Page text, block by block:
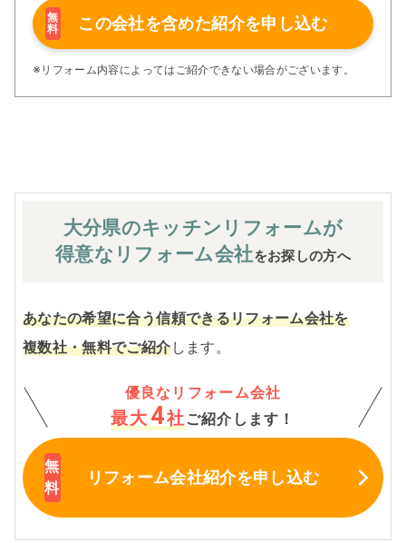
施工マニュアルや検査体制により高い施工品質を実現。
さらに、住友不動産のリフォームならではの充実の保証、
アフターサービス体制で工事後も安心です。
ぜひ、あなたの大切なお住まいの再生を私たちにお任せく
無
料
この会社を含めた紹介を申し込む
※リフォーム内容によってはご紹介できない場合がございます。
大分県のキッチン リフォームが
得意なリフォーム会社をお探しの方へ
あなたの希望に合う信頼できるリフォーム会社を
複数社・無料でご紹介します。
優良なリフォーム会社
最大 4社 ご紹介します！
リフォーム会社紹介を申し込む